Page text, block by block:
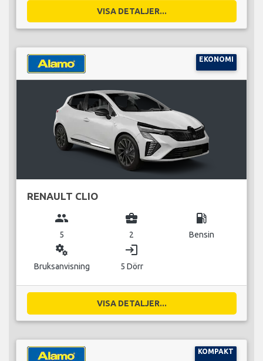
VISA DETALJER...
EKONOMI
RENAULT CLIO
group
5
business_center
2
local_gas_station
Bensin
miscellaneous_services
Bruksanvisning
login
5 Dörr
VISA DETALJER...
KOMPAKT